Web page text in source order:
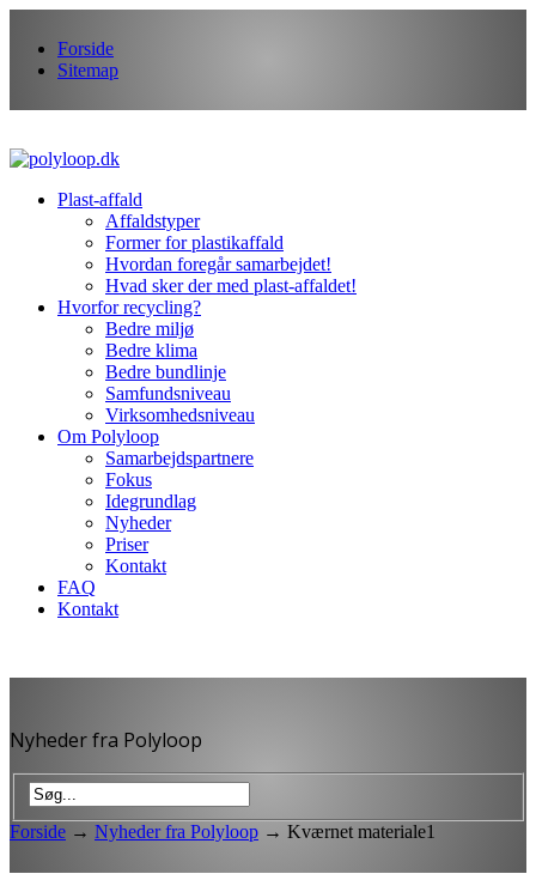
Forside
Sitemap
Plast-affald
Affaldstyper
Former for plastikaffald
Hvordan foregår samarbejdet!
Hvad sker der med plast-affaldet!
Hvorfor recycling?
Bedre miljø
Bedre klima
Bedre bundlinje
Samfundsniveau
Virksomhedsniveau
Om Polyloop
Samarbejdspartnere
Fokus
Idegrundlag
Nyheder
Priser
Kontakt
FAQ
Kontakt
Nyheder fra Polyloop
Forside → Nyheder fra Polyloop → Kværnet materiale1